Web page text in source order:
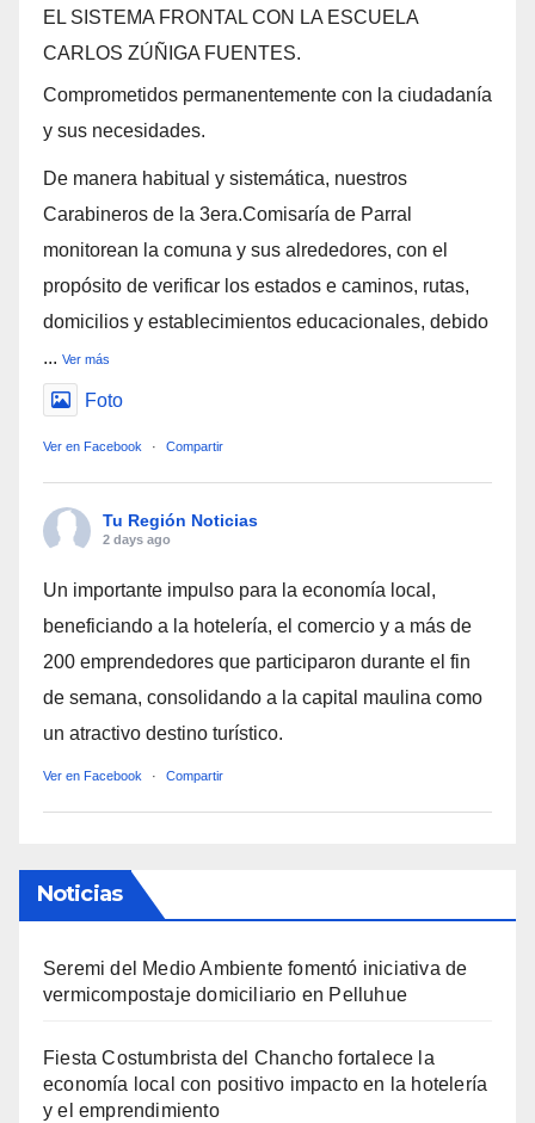
EL SISTEMA FRONTAL CON LA ESCUELA
CARLOS ZÚÑIGA FUENTES.
Comprometidos permanentemente con la ciudadanía
y sus necesidades.
De manera habitual y sistemática, nuestros
Carabineros de la 3era.Comisaría de Parral
monitorean la comuna y sus alrededores, con el
propósito de verificar los estados e caminos, rutas,
domicilios y establecimientos educacionales, debido
... Ver más
Foto
Ver en Facebook · Compartir
Tu Región Noticias
2 days ago
Un importante impulso para la economía local,
beneficiando a la hotelería, el comercio y a más de
200 emprendedores que participaron durante el fin
de semana, consolidando a la capital maulina como
un atractivo destino turístico.
Ver en Facebook · Compartir
Noticias
Seremi del Medio Ambiente fomentó iniciativa de
vermicompostaje domiciliario en Pelluhue
Fiesta Costumbrista del Chancho fortalece la
economía local con positivo impacto en la hotelería
y el emprendimiento